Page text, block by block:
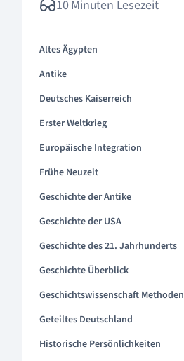
10 Minuten Lesezeit
Altes Ägypten
Antike
Deutsches Kaiserreich
Erster Weltkrieg
Europäische Integration
Frühe Neuzeit
Geschichte der Antike
Geschichte der USA
Geschichte des 21. Jahrhunderts
Geschichte Überblick
Geschichtswissenschaft Methoden
Geteiltes Deutschland
Historische Persönlichkeiten